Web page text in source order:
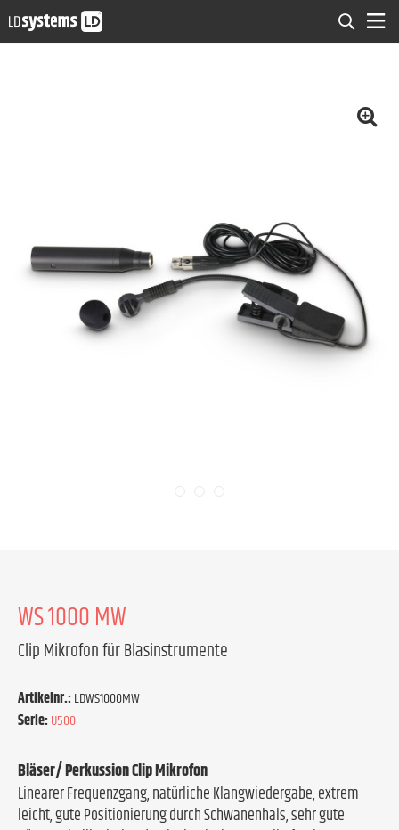
WS 1000 MW
Clip Mikrofon für Blasinstrumente
Artikelnr.:LDWS1000MW
Serie:U500
Bläser/ Perkussion Clip Mikrofon
Linearer Frequenzgang, natürliche Klangwiedergabe, extrem
leicht, gute Positionierung durch Schwanenhals, sehr gute